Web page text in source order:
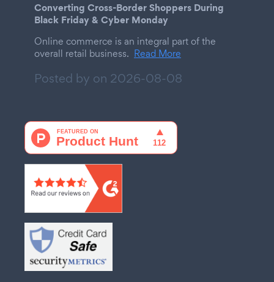
Converting Cross-Border Shoppers During
Black Friday & Cyber Monday
Online commerce is an integral part of the
overall retail business. Read More
Posted by on 2026-08-08